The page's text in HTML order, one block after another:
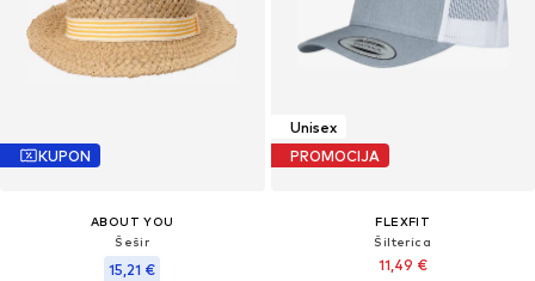
KUPON
ABOUT YOU
Šešir
15,21 €
Unisex
PROMOCIJA
FLEXFIT
Šilterica
11,49 €